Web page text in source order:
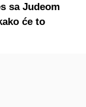
sa Judeom
će to